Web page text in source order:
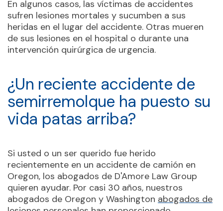
En algunos casos, las víctimas de accidentes
sufren lesiones mortales y sucumben a sus
heridas en el lugar del accidente. Otras mueren
de sus lesiones en el hospital o durante una
intervención quirúrgica de urgencia.
¿Un reciente accidente de
semirremolque ha puesto su
vida patas arriba?
Si usted o un ser querido fue herido
recientemente en un accidente de camión en
Oregon, los abogados de D'Amore Law Group
quieren ayudar. Por casi 30 años, nuestros
abogados de Oregon y Washington abogados de